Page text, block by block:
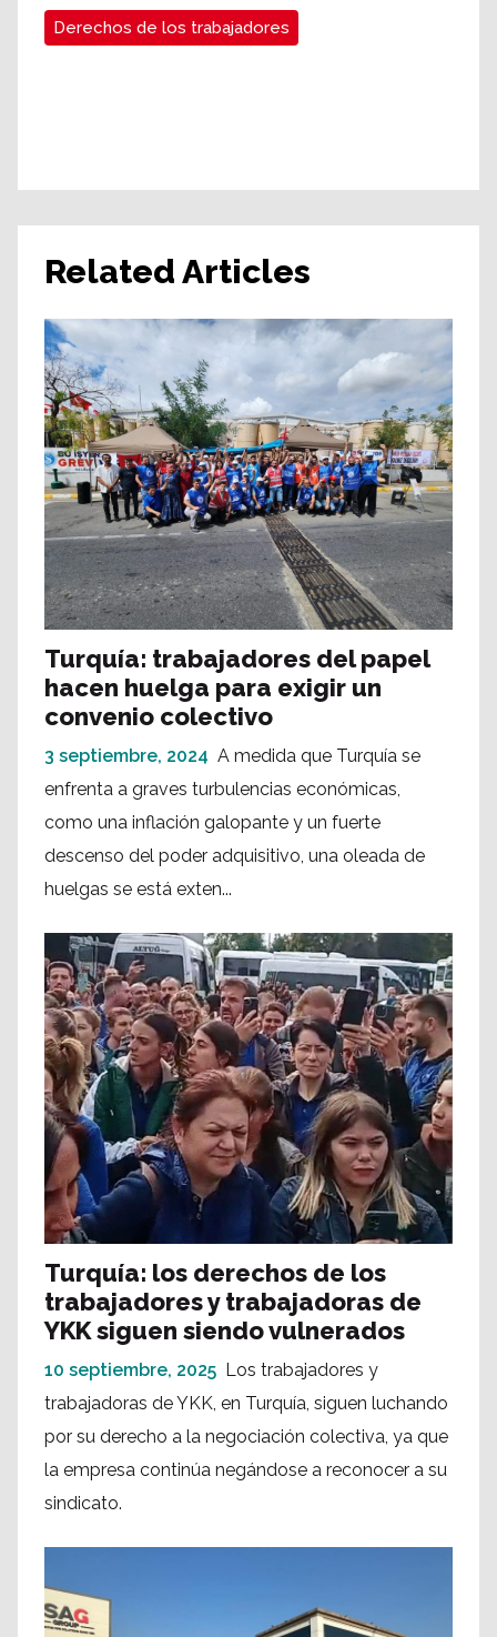
Derechos de los trabajadores
Related Articles
Turquía: trabajadores del papel
hacen huelga para exigir un
convenio colectivo
3 septiembre, 2024 A medida que Turquía se
enfrenta a graves turbulencias económicas,
como una inflación galopante y un fuerte
descenso del poder adquisitivo, una oleada de
huelgas se está exten...
Turquía: los derechos de los
trabajadores y trabajadoras de
YKK siguen siendo vulnerados
10 septiembre, 2025 Los trabajadores y
trabajadoras de YKK, en Turquía, siguen luchando
por su derecho a la negociación colectiva, ya que
la empresa continúa negándose a reconocer a su
sindicato.